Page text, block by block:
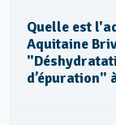
Quelle est
Aquitaine
d’épuration"